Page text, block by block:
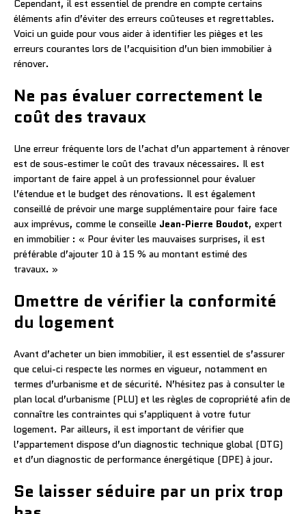
Cependant, il est essentiel de prendre en compte certains
éléments afin d’éviter des erreurs coûteuses et regrettables.
Voici un guide pour vous aider à identifier les pièges et les
erreurs courantes lors de l’acquisition d’un bien immobilier à
rénover.
Ne pas évaluer correctement le
coût des travaux
Une erreur fréquente lors de l’achat d’un appartement à rénover
est de sous-estimer le coût des travaux nécessaires. Il est
important de faire appel à un professionnel pour évaluer
l’étendue et le budget des rénovations. Il est également
conseillé de prévoir une marge supplémentaire pour faire face
aux imprévus, comme le conseille Jean-Pierre Boudot, expert
en immobilier : « Pour éviter les mauvaises surprises, il est
préférable d’ajouter 10 à 15 % au montant estimé des
travaux. »
Omettre de vérifier la conformité
du logement
Avant d’acheter un bien immobilier, il est essentiel de s’assurer
que celui-ci respecte les normes en vigueur, notamment en
termes d’urbanisme et de sécurité. N’hésitez pas à consulter le
plan local d’urbanisme (PLU) et les règles de copropriété afin de
connaître les contraintes qui s’appliquent à votre futur
logement. Par ailleurs, il est important de vérifier que
l’appartement dispose d’un diagnostic technique global (DTG)
et d’un diagnostic de performance énergétique (DPE) à jour.
Se laisser séduire par un prix trop